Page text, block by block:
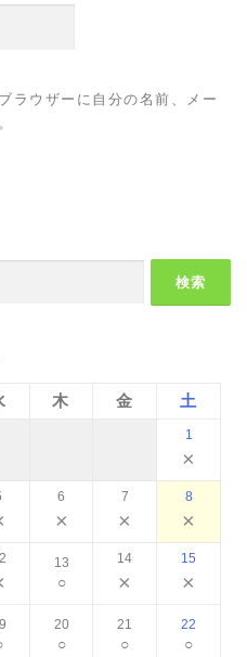
ラウザーに自分の名前、メー
木 金 土
1
×
6
×
7
×
8
×
13
○
14
×
15
×
20
○
21
○
22
○